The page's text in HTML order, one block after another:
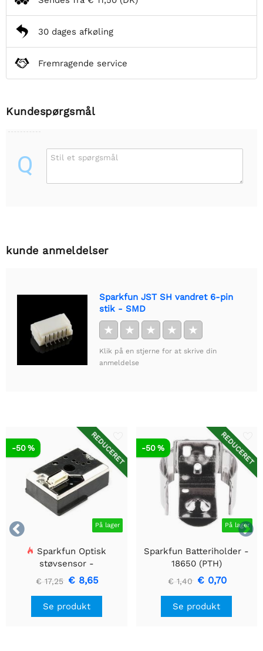
30 dages afkøling
Fremragende service
Kundespørgsmål
Q Stil et spørgsmål
kunde anmeldelser
Sparkfun JST SH vandret 6-pin
stik - SMD
★ ★ ★ ★ ★
Klik på en stjerne for at skrive din
anmeldelse


REDUCERET
På lager
-50 %
Sparkfun Optisk
støvsensor -
GP2Y1010AU0F
€ 17,25 € 8,65
Se produkt
REDUCERET
På lager
-50 %
Sparkfun Batteriholder -
18650 (PTH)
€ 1,40 € 0,70
Se produkt